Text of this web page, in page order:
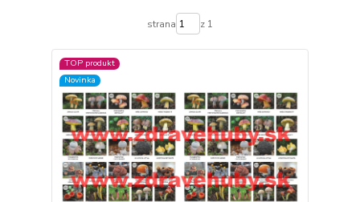
strana z 1
TOP produkt
Novinka